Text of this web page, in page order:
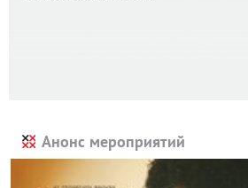
Анонс мероприятий